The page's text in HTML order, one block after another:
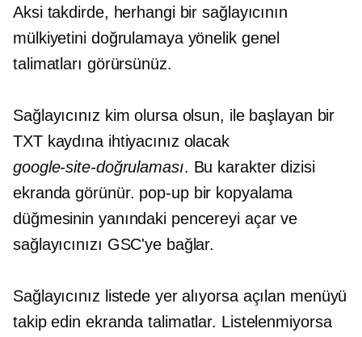
Aksi takdirde, herhangi bir sağlayıcının
mülkiyetini doğrulamaya yönelik genel
talimatları görürsünüz.
Sağlayıcınız kim olursa olsun, ile başlayan bir
TXT kaydına ihtiyacınız olacak
google-site-doğrulaması. Bu karakter dizisi
ekranda görünür. pop-upbir kopyalama
düğmesinin yanındaki pencereyi açar ve
sağlayıcınızı GSC'ye bağlar.
Sağlayıcınız listede yer alıyorsa açılan menüyü
takip edin ekranda talimatlar. Listelenmiyorsa